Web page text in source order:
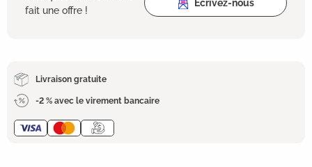
fait une offre !
Écrivez-nous
Livraison gratuite
-2 % avec le virement bancaire